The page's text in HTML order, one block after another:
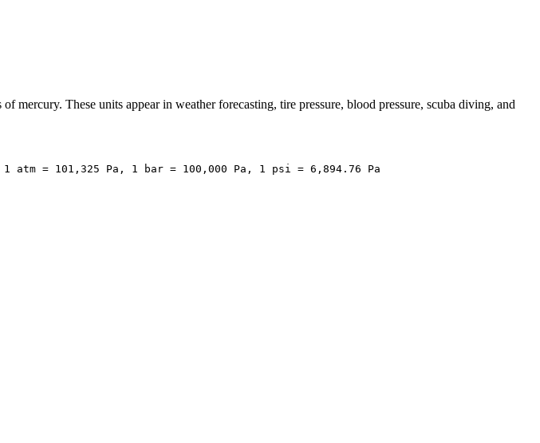
mercury. These units appear in weather forecasting, tire pressure, blood pressure, scuba diving, and
= 101,325 Pa, 1 bar = 100,000 Pa, 1 psi = 6,894.76 Pa